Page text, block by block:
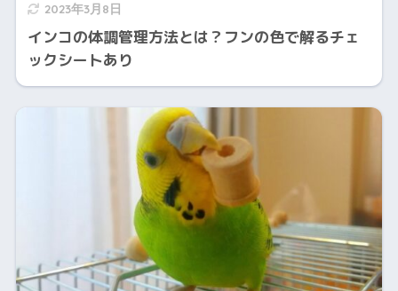
2023年3月8日
インコの体調管理方法とは？フンの色で解るチェ
ックシートあり